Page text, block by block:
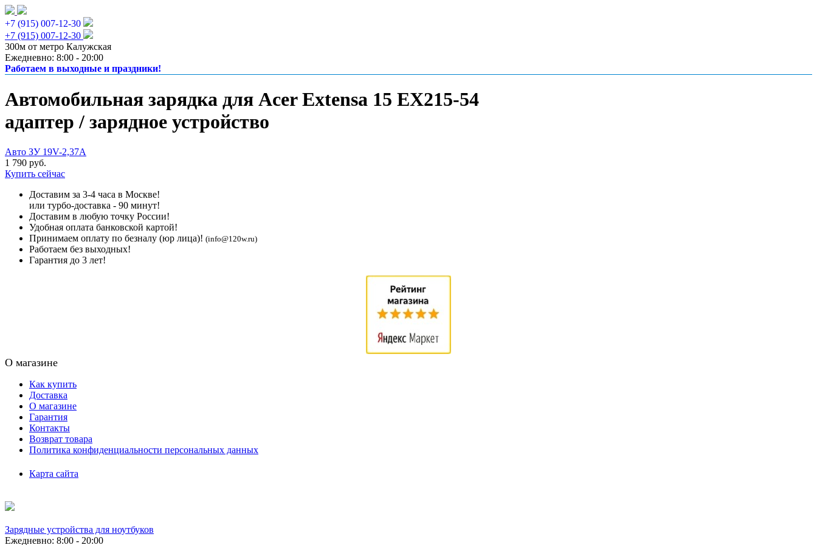
+7 (915) 007-12-30
+7 (915) 007-12-30
300м от метро Калужская
Ежедневно: 8:00 - 20:00
Работаем в выходные и праздники!
Автомобильная зарядка для Acer Extensa 15 EX215-54
адаптер / зарядное устройство
Авто ЗУ 19V-2,37A
1 790 руб.
Купить сейчас
Доставим за 3-4 часа в Москве!
или турбо-доставка - 90 минут!
Доставим в любую точку России!
Удобная оплата банковской картой!
Принимаем оплату по безналу (юр лица)! (info@120w.ru)
Работаем без выходных!
Гарантия до 3 лет!
О магазине
Как купить
Доставка
О магазине
Гарантия
Контакты
Возврат товара
Политика конфиденциальности персональных данных
Карта сайта
Зарядные устройства для ноутбуков
Ежедневно: 8:00 - 20:00